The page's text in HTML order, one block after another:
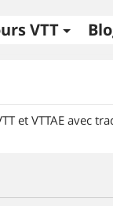
VTT
et VTTAE avec